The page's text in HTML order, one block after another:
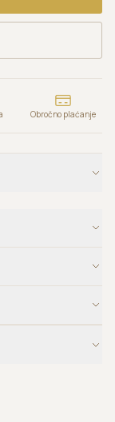
Obročno plaćanje